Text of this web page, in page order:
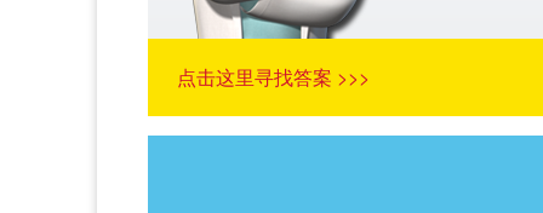
点击这里寻找答案 >>>